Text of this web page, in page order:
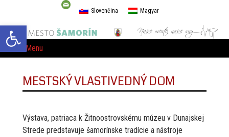
Open toolbar
Slovenčina Magyar
Menu
MESTSKÝ VLASTIVEDNÝ DOM
Výstava, patriaca k Žitnoostrovskému múzeu v Dunajskej
Strede predstavuje šamorínske tradície a nástroje